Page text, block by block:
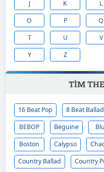
MẮT LỆ CHO
NGƯỜI
22 MẬT NGỌT
23 MẮT THU
24
MẶT TRỜI BÉ
TIM
J
K L
O
P Q
T
U V
Y
Z
TÌM
16 Beat Pop 8 Beat Ballad
BEBOP
Beguine
Boston
Calypso
Country Ballad
Country